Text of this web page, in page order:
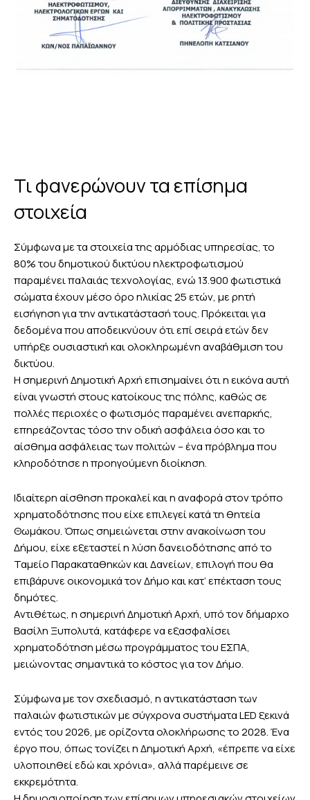
Τι φανερώνουν τα επίσημα
στοιχεία
Σύμφωνα με τα στοιχεία της αρμόδιας υπηρεσίας, το
80% του δημοτικού δικτύου ηλεκτροφωτισμού
παραμένει παλαιάς τεχνολογίας, ενώ 13.900 φωτιστικά
σώματα έχουν μέσο όρο ηλικίας 25 ετών, με ρητή
εισήγηση για την αντικατάστασή τους. Πρόκειται για
δεδομένα που αποδεικνύουν ότι επί σειρά ετών δεν
υπήρξε ουσιαστική και ολοκληρωμένη αναβάθμιση του
δικτύου.
Η σημερινή Δημοτική Αρχή επισημαίνει ότι η εικόνα αυτή
είναι γνωστή στους κατοίκους της πόλης, καθώς σε
πολλές περιοχές ο φωτισμός παραμένει ανεπαρκής,
επηρεάζοντας τόσο την οδική ασφάλεια όσο και το
αίσθημα ασφάλειας των πολιτών – ένα πρόβλημα που
κληροδότησε η προηγούμενη διοίκηση.
Ιδιαίτερη αίσθηση προκαλεί και η αναφορά στον τρόπο
χρηματοδότησης που είχε επιλεγεί κατά τη θητεία
Θωμάκου. Όπως σημειώνεται στην ανακοίνωση του
Δήμου, είχε εξεταστεί η λύση δανειοδότησης από το
Ταμείο Παρακαταθηκών και Δανείων, επιλογή που θα
επιβάρυνε οικονομικά τον Δήμο και κατ’ επέκταση τους
δημότες.
Αντιθέτως, η σημερινή Δημοτική Αρχή, υπό τον δήμαρχο
Βασίλη Ξυπολυτά, κατάφερε να εξασφαλίσει
χρηματοδότηση μέσω προγράμματος του ΕΣΠΑ,
μειώνοντας σημαντικά το κόστος για τον Δήμο.
Σύμφωνα με τον σχεδιασμό, η αντικατάσταση των
παλαιών φωτιστικών με σύγχρονα συστήματα LED ξεκινά
εντός του 2026, με ορίζοντα ολοκλήρωσης το 2028. Ένα
έργο που, όπως τονίζει η Δημοτική Αρχή, «έπρεπε να είχε
υλοποιηθεί εδώ και χρόνια», αλλά παρέμεινε σε
εκκρεμότητα.